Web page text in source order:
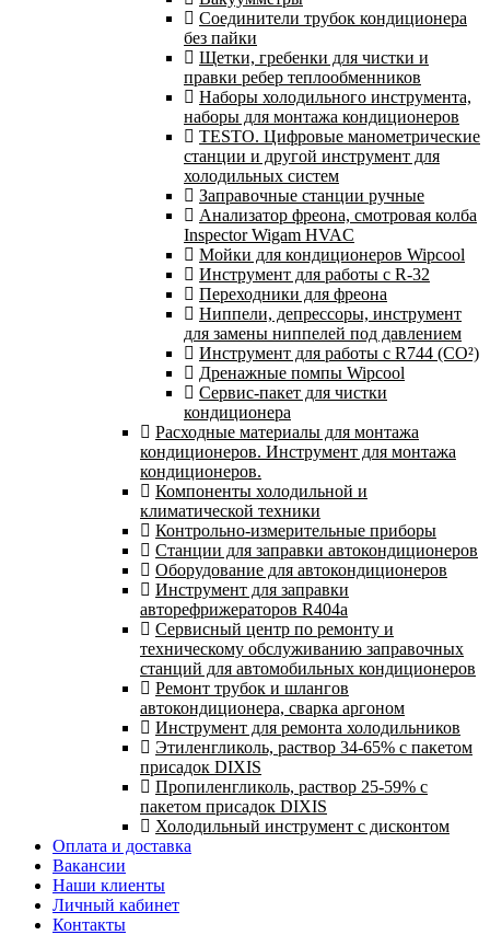
Соединители трубок кондиционера
без пайки
Щетки, гребенки для чистки и
правки ребер теплообменников
Наборы холодильного инструмента,
наборы для монтажа кондиционеров
TESTO. Цифровые манометрические
станции и другой инструмент для
холодильных систем
Заправочные станции ручные
Анализатор фреона, смотровая колба
Inspector Wigam HVAC
Мойки для кондиционеров Wipcool
Инструмент для работы с R-32
Переходники для фреона
Ниппели, депрессоры, инструмент
для замены ниппелей под давлением
Инструмент для работы с R744 (CO²)
Дренажные помпы Wipcool
Сервис-пакет для чистки
кондиционера
Расходные материалы для монтажа
кондиционеров. Инструмент для монтажа
кондиционеров.
Компоненты холодильной и
климатической техники
Контрольно-измерительные приборы
Станции для заправки автокондиционеров
Оборудование для автокондиционеров
Инструмент для заправки
авторефрижераторов R404a
Сервисный центр по ремонту и
техническому обслуживанию заправочных
станций для автомобильных кондиционеров
Ремонт трубок и шлангов
автокондиционера, сварка аргоном
Инструмент для ремонта холодильников
Этиленгликоль, раствор 34-65% с пакетом
присадок DIXIS
Пропиленгликоль, раствор 25-59% с
пакетом присадок DIXIS
Холодильный инструмент с дисконтом
Оплата и доставка
Вакансии
Наши клиенты
Личный кабинет
Контакты